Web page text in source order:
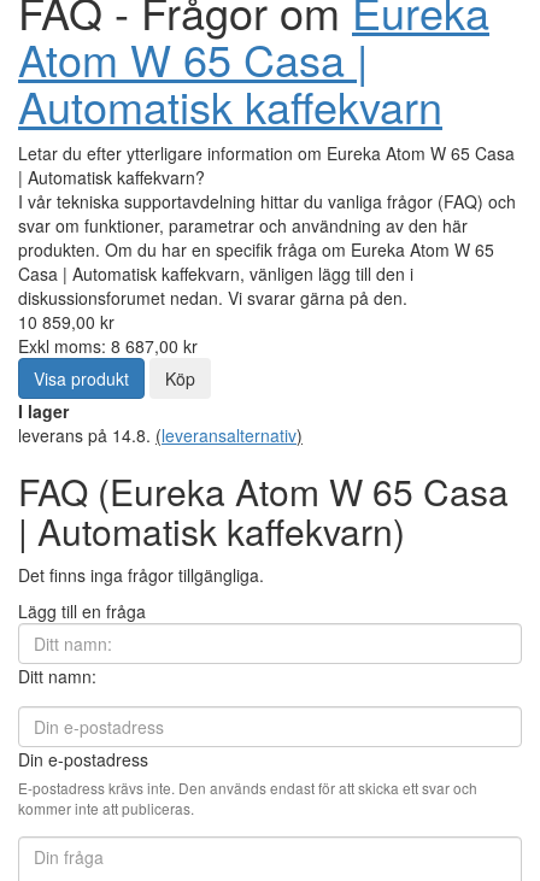
Atom W 65 Casa |
Automatisk kaffekvarn
Letar du efter ytterligare information om Eureka Atom W 65 Casa
| Automatisk kaffekvarn?
I vår tekniska supportavdelning hittar du vanliga frågor (FAQ) och
svar om funktioner, parametrar och användning av den här
produkten. Om du har en specifik fråga om Eureka Atom W 65
Casa | Automatisk kaffekvarn, vänligen lägg till den i
diskussionsforumet nedan. Vi svarar gärna på den.
10 859,00 kr
Exkl moms: 8 687,00 kr
Visa produkt
Köp
I lager
leverans på 14.8. (leveransalternativ)
FAQ (Eureka Atom W 65 Casa
| Automatisk kaffekvarn)
Det finns inga frågor tillgängliga.
Lägg till en fråga
Ditt namn:
Din e-postadress
E-postadress krävs inte. Den används endast för att skicka ett svar och
kommer inte att publiceras.